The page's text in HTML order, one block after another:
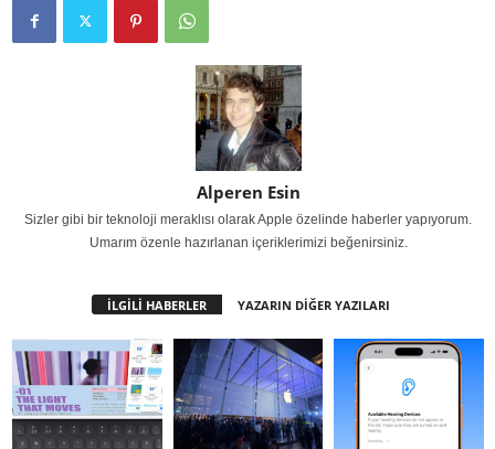
Alperen Esin
Sizler gibi bir teknoloji meraklısı olarak Apple özelinde haberler yapıyorum.
Umarım özenle hazırlanan içeriklerimizi beğenirsiniz.
İLGİLİ HABERLER YAZARIN DİĞER YAZILARI